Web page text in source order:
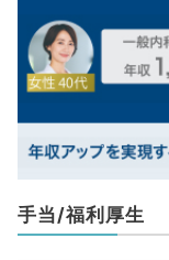
手当/福利厚生